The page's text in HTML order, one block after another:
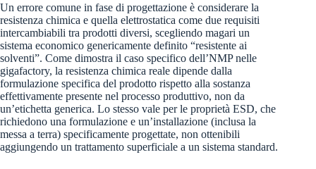
Un errore comune in fase di progettazione è considerare la
resistenza chimica e quella elettrostatica come due requisiti
intercambiabili tra prodotti diversi, scegliendo magari un
sistema economico genericamente definito “resistente ai
solventi”. Come dimostra il caso specifico dell’NMP nelle
gigafactory, la resistenza chimica reale dipende dalla
formulazione specifica del prodotto rispetto alla sostanza
effettivamente presente nel processo produttivo, non da
un’etichetta generica. Lo stesso vale per le proprietà ESD, che
richiedono una formulazione e un’installazione (inclusa la
messa a terra) specificamente progettate, non ottenibili
aggiungendo un trattamento superficiale a un sistema standard.